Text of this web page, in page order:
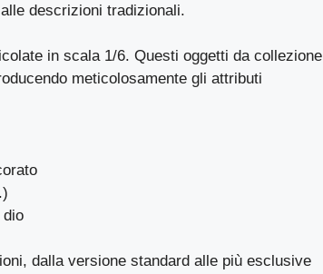
descrizioni tradizionali.
in scala 1/6. Questi oggetti da collezione
meticolosamente gli attributi
dio
dalla versione standard alle più esclusive